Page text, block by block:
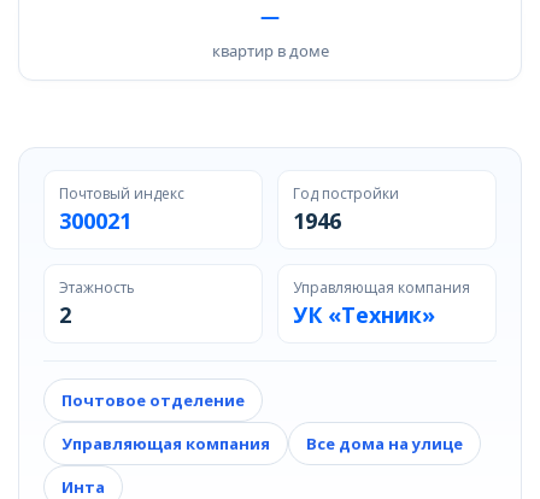
—
квартир в доме
Почтовый индекс
300021
Год постройки
1946
Этажность
2
Управляющая компания
УК «Техник»
Почтовое отделение
Управляющая компания
Все дома на улице
Инта